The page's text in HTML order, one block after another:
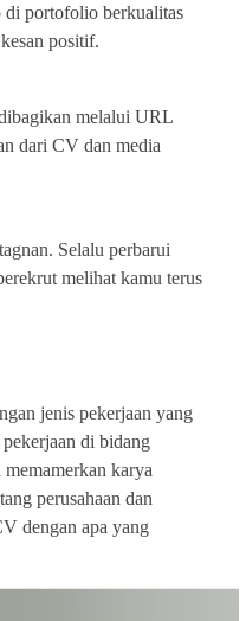
di portofolio berkualitas
positif.
melalui URL
dari CV dan media
Selalu perbarui
melihat kamu terus
jenis pekerjaan yang
di bidang
karya
perusahaan dan
dengan apa yang